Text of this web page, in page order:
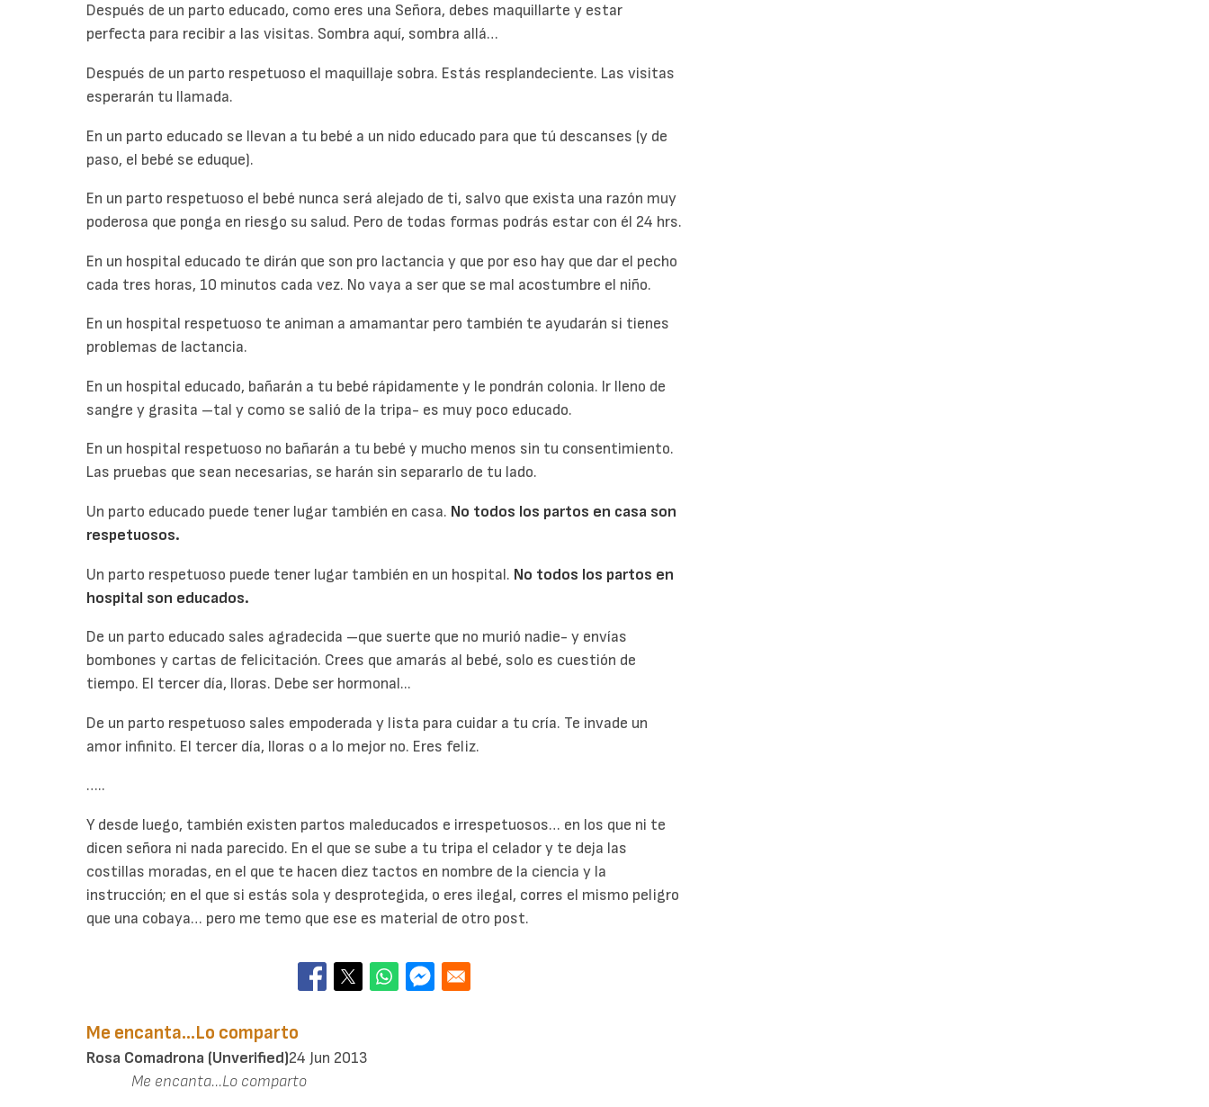
Después de un parto educado, como eres una Señora, debes maquillarte y estar
perfecta para recibir a las visitas. Sombra aquí, sombra allá…
Después de un parto respetuoso el maquillaje sobra. Estás resplandeciente. Las visitas
esperarán tu llamada.
En un parto educado se llevan a tu bebé a un nido educado para que tú descanses (y de
paso, el bebé se eduque).
En un parto respetuoso el bebé nunca será alejado de ti, salvo que exista una razón muy
poderosa que ponga en riesgo su salud. Pero de todas formas podrás estar con él 24 hrs.
En un hospital educado te dirán que son pro lactancia y que por eso hay que dar el pecho
cada tres horas, 10 minutos cada vez. No vaya a ser que se mal acostumbre el niño.
En un hospital respetuoso te animan a amamantar pero también te ayudarán si tienes
problemas de lactancia.
En un hospital educado, bañarán a tu bebé rápidamente y le pondrán colonia. Ir lleno de
sangre y grasita –tal y como se salió de la tripa- es muy poco educado.
En un hospital respetuoso no bañarán a tu bebé y mucho menos sin tu consentimiento.
Las pruebas que sean necesarias, se harán sin separarlo de tu lado.
Un parto educado puede tener lugar también en casa. No todos los partos en casa son
respetuosos.
Un parto respetuoso puede tener lugar también en un hospital. No todos los partos en
hospital son educados.
De un parto educado sales agradecida –que suerte que no murió nadie- y envías
bombones y cartas de felicitación. Crees que amarás al bebé, solo es cuestión de
tiempo. El tercer día, lloras. Debe ser hormonal...
De un parto respetuoso sales empoderada y lista para cuidar a tu cría. Te invade un
amor infinito. El tercer día, lloras o a lo mejor no. Eres feliz.
…..
Y desde luego, también existen partos maleducados e irrespetuosos… en los que ni te
dicen señora ni nada parecido. En el que se sube a tu tripa el celador y te deja las
costillas moradas, en el que te hacen diez tactos en nombre de la ciencia y la
instrucción; en el que si estás sola y desprotegida, o eres ilegal, corres el mismo peligro
que una cobaya… pero me temo que ese es material de otro post.
Me encanta...Lo comparto
Rosa Comadrona (unverified)24 Jun 2013
Me encanta...Lo comparto